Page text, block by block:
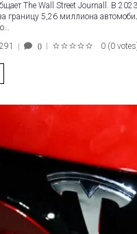
The Wall Street Journall. В
границу 5,26 миллиона
291 0 0 (0 votes